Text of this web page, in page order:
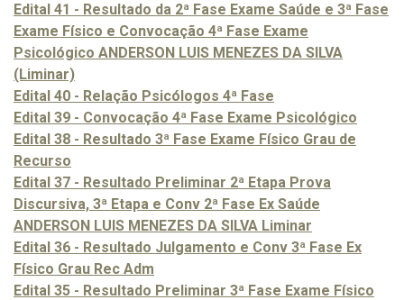
Edital 41 - Resultado da 2ª Fase Exame Saúde e 3ª Fase
Exame Físico e Convocação 4ª Fase Exame
Psicológico ANDERSON LUIS MENEZES DA SILVA
(Liminar)
Edital 40 - Relação Psicólogos 4ª Fase
Edital 39 - Convocação 4ª Fase Exame Psicológico
Edital 38 - Resultado 3ª Fase Exame Físico Grau de
Recurso
Edital 37 - Resultado Preliminar 2ª Etapa Prova
Discursiva, 3ª Etapa e Conv 2ª Fase Ex Saúde
ANDERSON LUIS MENEZES DA SILVA Liminar
Edital 36 - Resultado Julgamento e Conv 3ª Fase Ex
Físico Grau Rec Adm
Edital 35 - Resultado Preliminar 3ª Fase Exame Físico